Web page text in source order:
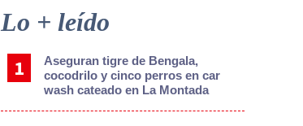
Sidebar
Lo + leído
Aseguran tigre de Bengala,
cocodrilo y cinco perros en car
wash cateado en La Montada